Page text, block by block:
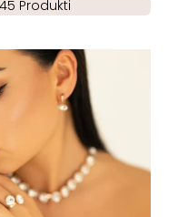
45 Produkti